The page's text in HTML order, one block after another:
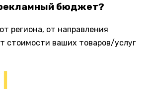
бюджет?
региона, от направления
стоимости ваших товаров/услуг